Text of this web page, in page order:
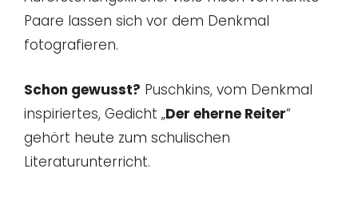
Paare lassen sich vor dem Denkmal
fotografieren.
Schon gewusst? Puschkins, vom Denkmal
inspiriertes, Gedicht „Der eherne Reiter“
gehört heute zum schulischen
Literaturunterricht.